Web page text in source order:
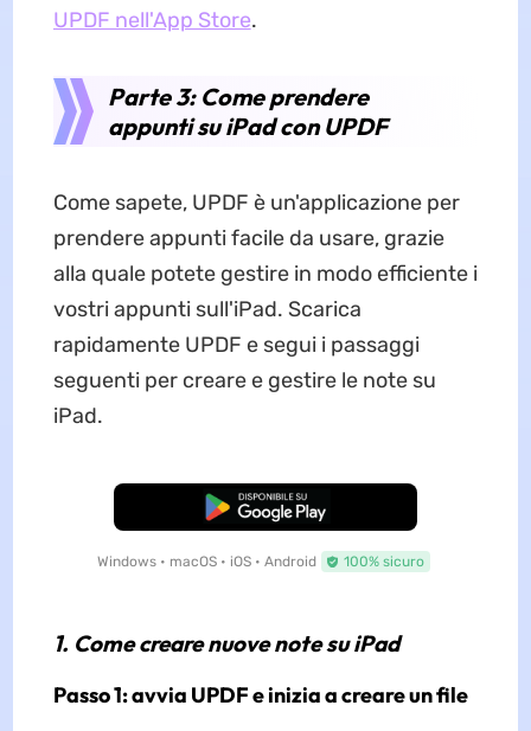
UPDF nell'App Store.
Parte 3: Come prendere
appunti su iPad con UPDF
Come sapete, UPDF è un'applicazione per
prendere appunti facile da usare, grazie
alla quale potete gestire in modo efficiente i
vostri appunti sull'iPad. Scarica
rapidamente UPDF e segui i passaggi
seguenti per creare e gestire le note su
iPad.
Download Gratis
Windows • macOS • iOS • Android 100% sicuro
1. Come creare nuove note su iPad
Passo 1: avvia UPDF e inizia a creare un file